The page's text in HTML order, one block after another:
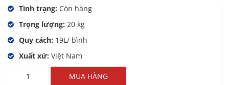
Tình trạng: Còn hàng
Trọng lượng: 20 kg
Quy cách: 19L/ bình
Xuất xứ: Việt Nam
MUA HÀNG